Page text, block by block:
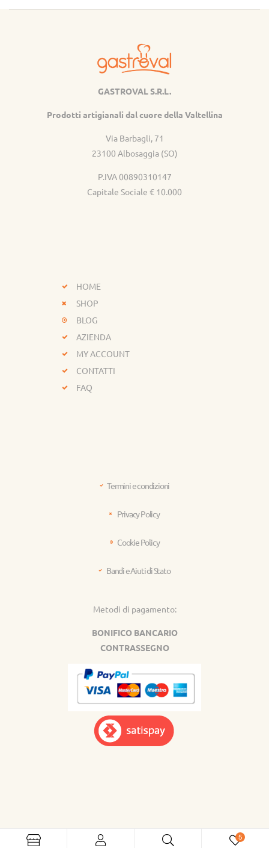
GASTROVAL S.R.L.
Prodotti artigianali dal cuore della Valtellina
Via Barbagli, 71
23100 Albosaggia (SO)
P.IVA 00890310147
Capitale Sociale € 10.000
HOME
SHOP
BLOG
AZIENDA
MY ACCOUNT
CONTATTI
FAQ
Termini e condizioni
Privacy Policy
Cookie Policy
Bandi e Aiuti di Stato
Metodi di pagamento:
BONIFICO BANCARIO
CONTRASSEGNO
5